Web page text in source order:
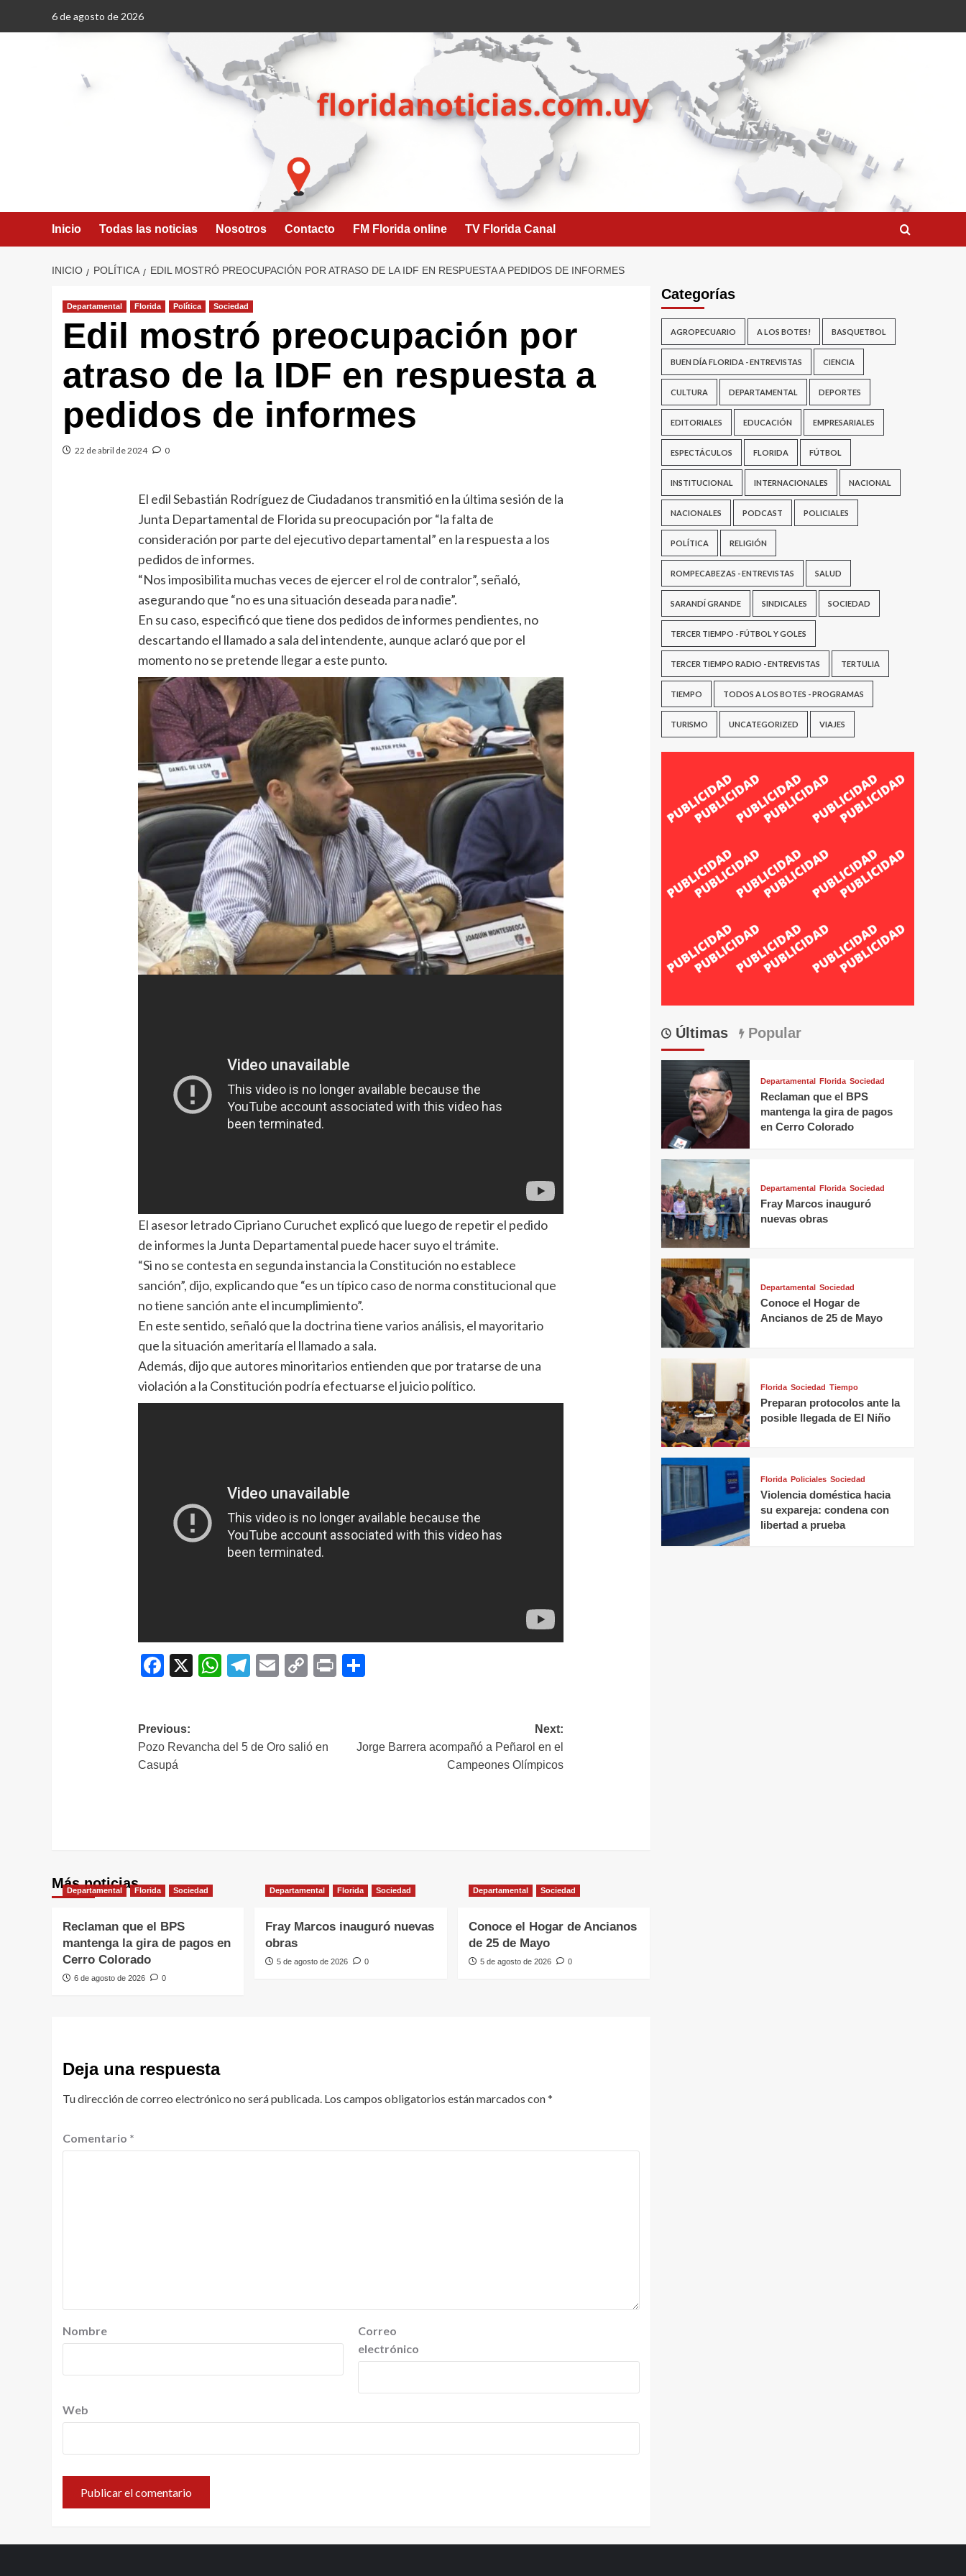
6 de agosto de 2026
Inicio Todas las noticias Nosotros Contacto FM Florida online TV Florida Canal
INICIO POLÍTICA EDIL MOSTRÓ PREOCUPACIÓN POR ATRASO DE LA IDF EN RESPUESTA A PEDIDOS DE INFORMES
Departamental Florida Política Sociedad
Edil mostró preocupación por
atraso de la IDF en respuesta a
pedidos de informes
22 de abril de 2024 0
El edil Sebastián Rodríguez de Ciudadanos transmitió en la última sesión de la
Junta Departamental de Florida su preocupación por “la falta de
consideración por parte del ejecutivo departamental” en la respuesta a los
pedidos de informes.
“Nos imposibilita muchas veces de ejercer el rol de contralor”, señaló,
asegurando que “no es una situación deseada para nadie”.
En su caso, especificó que tiene dos pedidos de informes pendientes, no
descartando el llamado a sala del intendente, aunque aclaró que por el
momento no se pretende llegar a este punto.
El asesor letrado Cipriano Curuchet explicó que luego de repetir el pedido
de informes la Junta Departamental puede hacer suyo el trámite.
“Si no se contesta en segunda instancia la Constitución no establece
sanción”, dijo, explicando que “es un típico caso de norma constitucional que
no tiene sanción ante el incumplimiento”.
En este sentido, señaló que la doctrina tiene varios análisis, el mayoritario
que la situación ameritaría el llamado a sala.
Además, dijo que autores minoritarios entienden que por tratarse de una
violación a la Constitución podría efectuarse el juicio político.
Facebook
X WhatsApp
Telegram
EmailCopyPrint
Navegación
de
entradas
Previous:
Pozo Revancha del 5 de Oro salió en
Casupá
Next:
Jorge Barrera acompañó a Peñarol en el
Campeones Olímpicos
Más noticias
Departamental Florida Sociedad
Reclaman que el BPS
mantenga la gira de pagos en
Cerro Colorado
6 de agosto de 2026 0
Departamental Florida Sociedad
Fray Marcos inauguró nuevas
obras
5 de agosto de 2026 0
Departamental Sociedad
Conoce el Hogar de Ancianos
de 25 de Mayo
5 de agosto de 2026 0
Deja una respuesta
Tu dirección de correo electrónico no será publicada. Los campos obligatorios están marcados con*
Comentario *
Nombre
Correo
electrónico
Web
Categorías
AGROPECUARIO A LOS BOTES! BASQUETBOL
BUEN DÍA FLORIDA - ENTREVISTAS CIENCIA
CULTURA DEPARTAMENTAL DEPORTES
EDITORIALES EDUCACIÓN EMPRESARIALES
ESPECTÁCULOS FLORIDA FÚTBOL
INSTITUCIONAL INTERNACIONALES NACIONAL
NACIONALES PODCAST POLICIALES
POLÍTICA RELIGIÓN
ROMPECABEZAS - ENTREVISTAS SALUD
SARANDÍ GRANDE SINDICALES SOCIEDAD
TERCER TIEMPO - FÚTBOL Y GOLES
TERCER TIEMPO RADIO - ENTREVISTAS TERTULIA
TIEMPO TODOS A LOS BOTES - PROGRAMAS
TURISMO UNCATEGORIZED VIAJES
Últimas Popular
Departamental Florida Sociedad
Reclaman que el BPS
mantenga la gira de pagos
en Cerro Colorado
Departamental Florida Sociedad
Fray Marcos inauguró
nuevas obras
Departamental Sociedad
Conoce el Hogar de
Ancianos de 25 de Mayo
Florida Sociedad Tiempo
Preparan protocolos ante la
posible llegada de El Niño
Florida Policiales Sociedad
Violencia doméstica hacia
su expareja: condena con
libertad a prueba